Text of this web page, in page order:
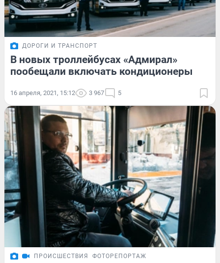
ДОРОГИ И ТРАНСПОРТ
В новых троллейбусах «Адмирал»
пообещали включать кондиционеры
16 апреля, 2021, 15:12 3 967 5
ПРОИСШЕСТВИЯ ФОТОРЕПОРТАЖ